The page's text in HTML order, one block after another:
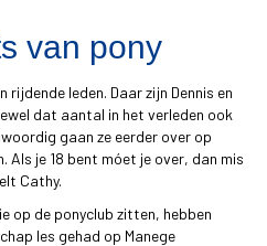
van pony
leden. Daar zijn Dennis en
dat aantal in het verleden ook
gaan ze eerder over op
Als je 18 bent móet je over, dan mis
Cathy.
op de ponyclub zitten, hebben
les gehad op Manege